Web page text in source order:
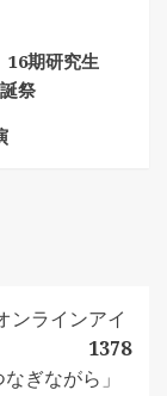
16期研究生
祭
ンラインアイ
1378
ぎながら」